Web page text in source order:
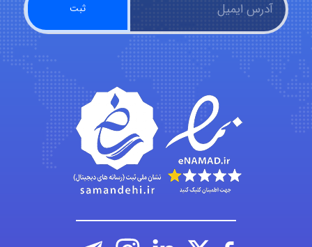
fatima
Jafar Tym
aghajari vahid